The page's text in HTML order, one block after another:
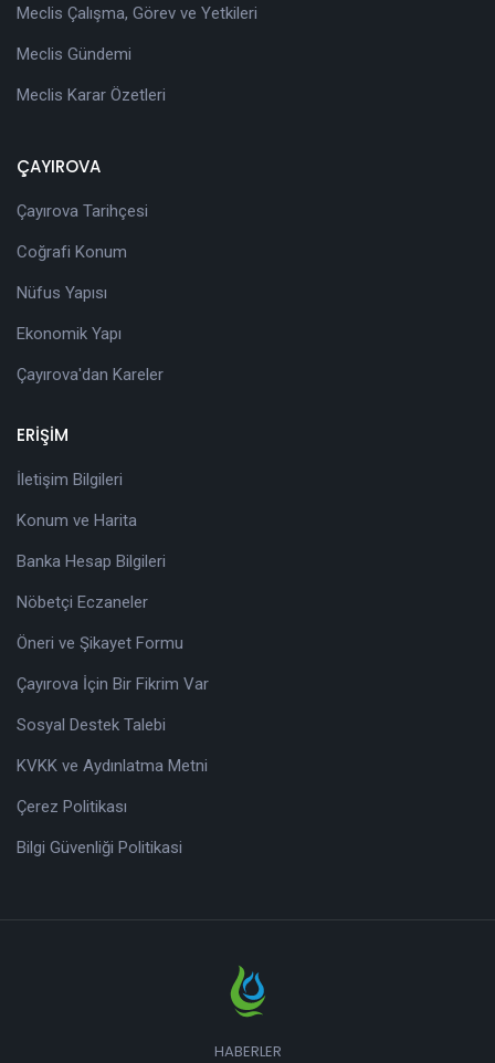
Meclis Çalışma, Görev ve Yetkileri
Meclis Gündemi
Meclis Karar Özetleri
ÇAYIROVA
Çayırova Tarihçesi
Coğrafi Konum
Nüfus Yapısı
Ekonomik Yapı
Çayırova'dan Kareler
ERİŞİM
İletişim Bilgileri
Konum ve Harita
Banka Hesap Bilgileri
Nöbetçi Eczaneler
Öneri ve Şikayet Formu
Çayırova İçin Bir Fikrim Var
Sosyal Destek Talebi
KVKK ve Aydınlatma Metni
Çerez Politikası
Bilgi Güvenliği Politikasi
HABERLER